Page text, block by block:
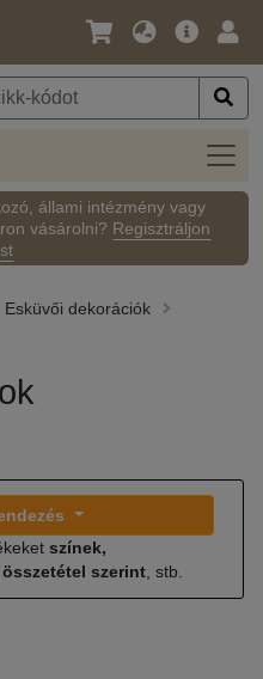
Nyelv
Pénznem
Fő
állami intézmény vagy
vásárolni? Regisztráljon
Esküvői dekorációk
színek,
szerint , stb.